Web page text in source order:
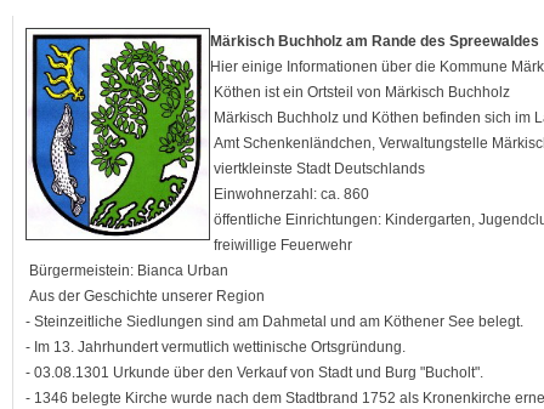
Märkisch Buchholz am Rande des Spreewaldes
Hier einige Informationen über die Kommune
Köthen ist ein Ortsteil von Märkisch Buchholz
Märkisch Buchholz und Köthen befinden sich im
Amt Schenkenländchen, Verwaltungstelle
viertkleinste Stadt Deutschlands
Einwohnerzahl: ca. 860
öffentliche Einrichtungen: Kindergarten,
freiwillige Feuerwehr
Bürgermeistein: Bianca Urban
Aus der Geschichte unserer Region
- Steinzeitliche Siedlungen sind am Dahmetal und am Köthener See belegt.
- Im 13. Jahrhundert vermutlich wettinische Ortsgründung.
- 03.08.1301 Urkunde über den Verkauf von Stadt und Burg "Bucholt".
- 1346 belegte Kirche wurde nach dem Stadtbrand 1752 als Kronenkirche